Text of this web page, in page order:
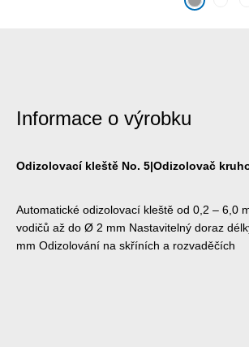
Informace o výrobku
Odizolovací kleště No. 5|Odizolovač
Automatické odizolovací kleště od 0,2 – 6,0
vodičů až do Ø 2 mm Nastavitelný doraz
mm Odizolování na skříních a rozvaděčích